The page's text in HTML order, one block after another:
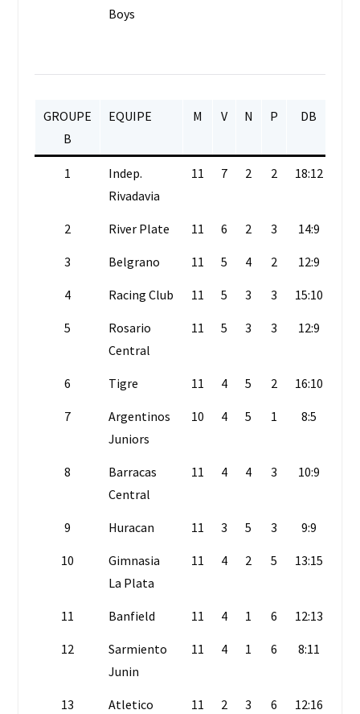
Boys
GROUPE
B
EQUIPE M V N P DB
1
Indep.
Rivadavia
11 7 2 2 18:12
2 River Plate 11 6 2 3 14:9
3 Belgrano 11 5 4 2 12:9
4 Racing Club 11 5 3 3 15:10
5
Rosario
Central
11 5 3 3 12:9
6 Tigre 11 4 5 2 16:10
7
Argentinos
Juniors
10 4 5 1 8:5
8
Barracas
Central
11 4 4 3 10:9
9 Huracan 11 3 5 3 9:9
10
Gimnasia
La Plata
11 4 2 5 13:15
11 Banfield 11 4 1 6 12:13
12
Sarmiento
Junin
11 4 1 6 8:11
13 Atletico 11 2 3 6 12:16